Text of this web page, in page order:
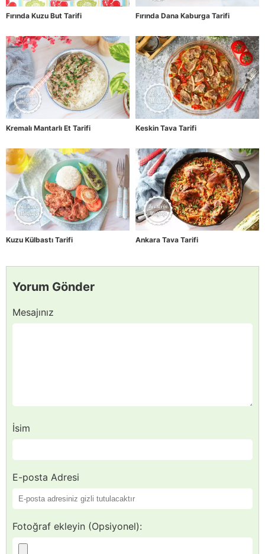
Fırında Kuzu But Tarifi Fırında Dana Kaburga Tarifi
Kremalı Mantarlı Et Tarifi Keskin Tava Tarifi
Kuzu Külbastı Tarifi Ankara Tava Tarifi
Yorum Gönder
Mesajınız
İsim
E-posta Adresi
Fotoğraf ekleyin (Opsiyonel):